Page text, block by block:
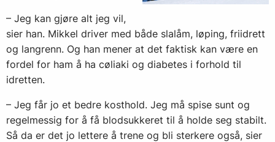
– Jeg kan gjøre alt jeg vil,
sier han. Mikkel driver med både slalåm, løping, friidrett
og langrenn. Og han mener at det faktisk kan være en
fordel for ham å ha cøliaki og diabetes i forhold til
idretten.
– Jeg får jo et bedre kosthold. Jeg må spise sunt og
regelmessig for å få blodsukkeret til å holde seg stabilt.
Så da er det jo lettere å trene og bli sterkere også, sier